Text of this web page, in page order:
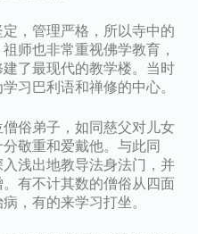
，管理严格，所以寺中的
师也非常重视佛学教育，
了最现代的教学楼。当时
习巴利语和禅修的中心。
俗弟子，如同慈父对儿女
敬重和爱戴他。与此同
浅出地教导法身法门，并
有不计其数的僧俗从四面
，有的来学习打坐。